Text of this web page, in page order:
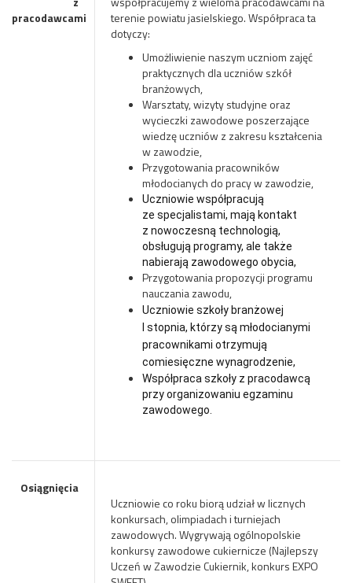
pracodawcami
terenie powiatu jasielskiego. Współpraca ta
dotyczy:
Umożliwienie naszym uczniom zajęć
praktycznych dla uczniów szkół
branżowych,
Warsztaty, wizyty studyjne oraz
wycieczki zawodowe poszerzające
wiedzę uczniów z zakresu kształcenia
w zawodzie,
Przygotowania pracowników
młodocianych do pracy w zawodzie,
Uczniowie współpracują
ze specjalistami, mają kontakt
z nowoczesną technologią,
obsługują programy, ale także
nabierają zawodowego obycia,
Przygotowania propozycji programu
nauczania zawodu,
Uczniowie szkoły branżowej
I stopnia, którzy są młodocianymi
pracownikami otrzymują
comiesięczne wynagrodzenie,
Współpraca szkoły z pracodawcą
przy organizowaniu egzaminu
zawodowego.
Osiągnięcia
Uczniowie co roku biorą udział w licznych
konkursach, olimpiadach i turniejach
zawodowych. Wygrywają ogólnopolskie
konkursy zawodowe cukiernicze (Najlepszy
Uczeń w Zawodzie Cukiernik, konkurs EXPO